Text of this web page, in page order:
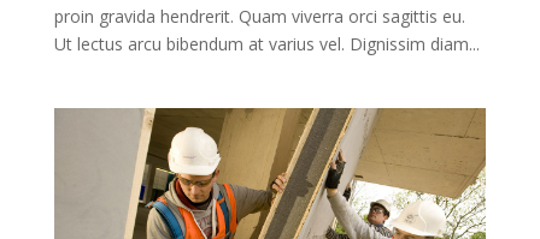
proin gravida hendrerit. Quam viverra orci sagittis eu.
Ut lectus arcu bibendum at varius vel. Dignissim diam...